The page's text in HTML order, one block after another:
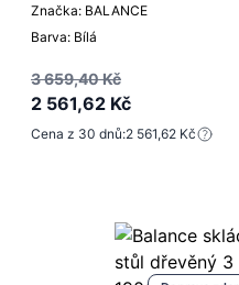
Značka: BALANCE
Barva: Bílá
3 659,40 Kč
2 561,62 Kč
Cena z 30 dnů:2 561,62 Kč